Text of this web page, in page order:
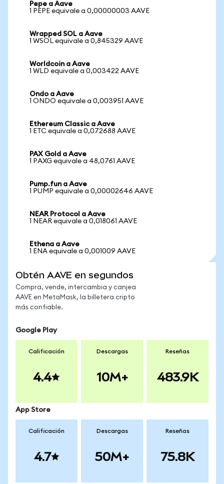
Pepe a Aave
1 PEPE equivale a 0,00000003 AAVE
Wrapped SOL a Aave
1 WSOL equivale a 0,845329 AAVE
Worldcoin a Aave
1 WLD equivale a 0,003422 AAVE
Ondo a Aave
1 ONDO equivale a 0,003951 AAVE
Ethereum Classic a Aave
1 ETC equivale a 0,072688 AAVE
PAX Gold a Aave
1 PAXG equivale a 48,0761 AAVE
Pump.fun a Aave
1 PUMP equivale a 0,00002646 AAVE
NEAR Protocol a Aave
1 NEAR equivale a 0,018061 AAVE
Ethena a Aave
1 ENA equivale a 0,001009 AAVE
Obtén AAVE en segundos
Compra, vende, intercambia y canjea
AAVE en MetaMask, la billetera cripto
más confiable.
Google Play
Calificación
4.4
Descargas
10M+
Reseñas
483.9K
App Store
Calificación
4.7
Descargas
50M+
Reseñas
75.8K